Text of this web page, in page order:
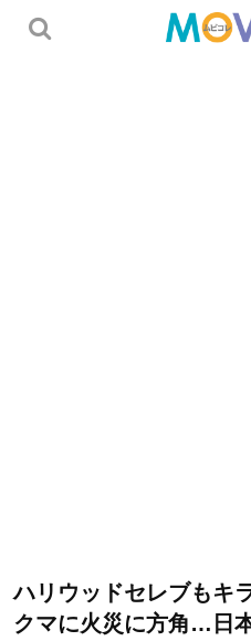
ハリウッドセレブもキ
クマに火災に方角…日